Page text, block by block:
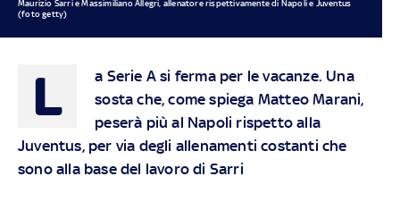
Maurizio Sarri e Massimiliano Allegri, allenatore rispettivamente di Napoli e Juventus
(foto getty)
L
a Serie A si ferma per le vacanze. Una
sosta che, come spiega Matteo Marani,
peserà più al Napoli rispetto alla
Juventus, per via degli allenamenti costanti che
sono alla base del lavoro di Sarri